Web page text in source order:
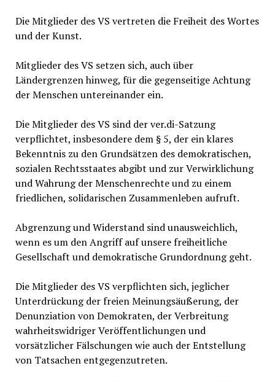
Die Mitglieder des VS vertreten die Freiheit des Wortes
und der Kunst.
Mitglieder des VS setzen sich, auch über
Ländergrenzen hinweg, für die gegenseitige Achtung
der Menschen untereinander ein.
Die Mitglieder des VS sind der ver.di-Satzung
verpflichtet, insbesondere dem § 5, der ein klares
Bekenntnis zu den Grundsätzen des demokratischen,
sozialen Rechtsstaates abgibt und zur Verwirklichung
und Wahrung der Menschenrechte und zu einem
friedlichen, solidarischen Zusammenleben aufruft.
Abgrenzung und Widerstand sind unausweichlich,
wenn es um den Angriff auf unsere freiheitliche
Gesellschaft und demokratische Grundordnung geht.
Die Mitglieder des VS verpflichten sich, jeglicher
Unterdrückung der freien Meinungsäußerung, der
Denunziation von Demokraten, der Verbreitung
wahrheitswidriger Veröffentlichungen und
vorsätzlicher Fälschungen wie auch der Entstellung
von Tatsachen entgegenzutreten.